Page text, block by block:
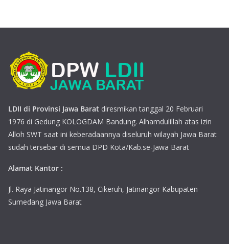
LDII di Provinsi Jawa Barat diresmikan tanggal 20 Februari
1976 di Gedung KOLOGDAM Bandung. Alhamdulillah atas izin
Alloh SWT saat ini keberadaannya diseluruh wilayah Jawa Barat
sudah tersebar di semua DPD Kota/Kab.se-Jawa Barat
Alamat Kantor :
Jl. Raya Jatinangor No.138, Cikeruh, Jatinangor Kabupaten
Sumedang Jawa Barat